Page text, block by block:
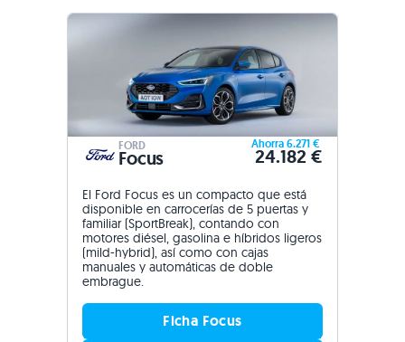
FORD
Focus
Ahorra 6.271 €
24.182 €
El Ford Focus es un compacto que está
disponible en carrocerías de 5 puertas y
familiar (SportBreak), contando con
motores diésel, gasolina e híbridos ligeros
(mild-hybrid), así como con cajas
manuales y automáticas de doble
embrague.
Ficha Focus